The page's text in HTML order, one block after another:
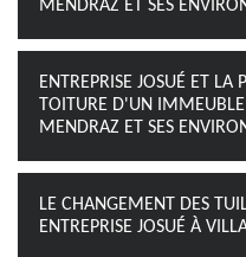
MENDRAZ ET SES
ENTREPRISE JOSUÉ ET LA
TOITURE D'UN
MENDRAZ ET SES
LE CHANGEMENT DES
ENTREPRISE JOSUÉ À